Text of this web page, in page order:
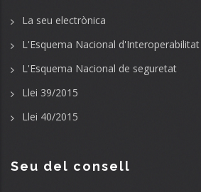
La seu electrònica
L'Esquema Nacional d'Interoperabilitat
L'Esquema Nacional de seguretat
Llei 39/2015
Llei 40/2015
Seu del consell